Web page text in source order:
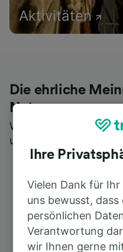
Aktivitäten
Die ehrliche
Nutzern
Wer könnte Ihnen
unsere Kunden selbst?
Ihre
Vielen Dank für
uns bewusst,
persönlichen
Verantwortung
wir Ihnen gerne